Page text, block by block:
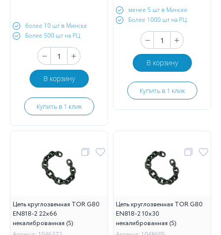
более 10 шт в Минске
Более 500 шт на РЦ
В корзину
Купить в 1 клик
менее 5 шт в Минске
Более 1000 шт на РЦ
В корзину
Купить в 1 клик
Цепь круглозвенная TOR G80
EN818-2 22х66
некалиброванная (S)
Цепь круглозвенная TOR G80
EN818-2 10х30
некалиброванная (S)